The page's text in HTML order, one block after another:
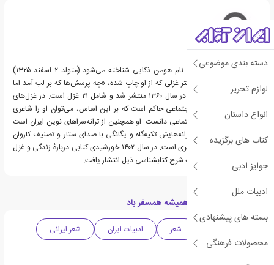
دسته بندی موضوعی
لوازم تحریر
انواع داستان
کتاب های برگزیده
جوایز ادبی
ادبیات ملل
بسته های پیشنهادی
محصولات فرهنگی
محمد ذکایی که بیشتر با نام هومن ذکایی شناخته می‌شود (متولد ۲ اسفند ۱۳۲۵)
شاعر ایرانی است. تنها دفتر غزلی که از او چاپ شده، «چه پرسش‌ها که بر لب آمد اما
بی‌جواب افتاد» است که در سال ۱۳۶۰ منتشر شد و شامل ۲۱ غزل است. در غزل‌های
ذکایی نگرشی تغزّلی – اجتماعی حاکم است که بر این اساس، می‌توان او را شاعری
رمانتیک با دغدغه‌های اجتماعی دانست. او همچنین از ترانه‌سراهای نوین ایران است
که از جمله معروف‌ترین ترانه‌هایش تکیه‌گاه و یگانگی با صدای ستار و تصنیف کاروان
شهید با صدای شهرام ناظری است. در سال ۱۴۰۲ خورشیدی کتابی دربارهٔ زندگی و غزل
او به قلم مهدی خطیبی به شرح کتابشناسی ذیل انتشار یافت.
دسته بندی های کتاب همیشه همسفر باد
شعر ادبیات ایران
شعر ایرانی
شعر معاصر